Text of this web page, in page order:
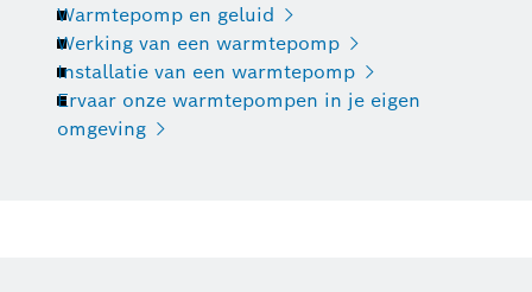
Warmtepomp en geluid
Werking van een warmtepomp
Installatie van een warmtepomp
Ervaar onze warmtepompen in je eigen
omgeving